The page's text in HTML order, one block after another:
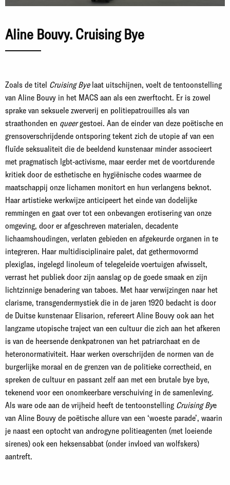
Aline Bouvy. Cruising Bye
Zoals de titel Cruising Byelaat uitschijnen, voelt de tentoonstelling
van Aline Bouvy in het MACS aan als een zwerftocht. Er is zowel
sprake van seksuele zwerverij en politiepatrouilles als van
straathonden en queergestoei. Aan de einder van deze poëtische en
grensoverschrijdende ontsporing tekent zich de utopie af van een
fluïde seksualiteit die de beeldend kunstenaar minder associeert
met pragmatisch lgbt-activisme, maar eerder met de voortdurende
kritiek door de esthetische en hygiënische codes waarmee de
maatschappij onze lichamen monitort en hun verlangens beknot.
Haar artistieke werkwijze anticipeert het einde van dodelijke
remmingen en gaat over tot een onbevangen erotisering van onze
omgeving, door er afgeschreven materialen, decadente
lichaamshoudingen, verlaten gebieden en afgekeurde organen in te
integreren. Haar multidisciplinaire palet, dat gethermovormd
plexiglas, ingelegd linoleum of telegeleide voertuigen afwisselt,
verrast het publiek door zijn aanslag op de goede smaak en zijn
lichtzinnige benadering van taboes. Met haar verwijzingen naar het
clarisme, transgendermystiek die in de jaren 1920 bedacht is door
de Duitse kunstenaar Elisarion, refereert Aline Bouvy ook aan het
langzame utopische traject van een cultuur die zich aan het afkeren
is van de heersende denkpatronen van het patriarchaat en de
heteronormativiteit. Haar werken overschrijden de normen van de
burgerlijke moraal en de grenzen van de politieke correctheid, en
spreken de cultuur en passant zelf aan met een brutale bye bye,
tekenend voor een onomkeerbare verschuiving in de samenleving.
Als ware ode aan de vrijheid heeft de tentoonstelling Cruising Bye
van Aline Bouvy de poëtische allure van een ‘woeste parade’, waarin
je naast een optocht van androgyne politieagenten (met loeiende
sirenes) ook een heksensabbat (onder invloed van wolfskers)
aantreft.